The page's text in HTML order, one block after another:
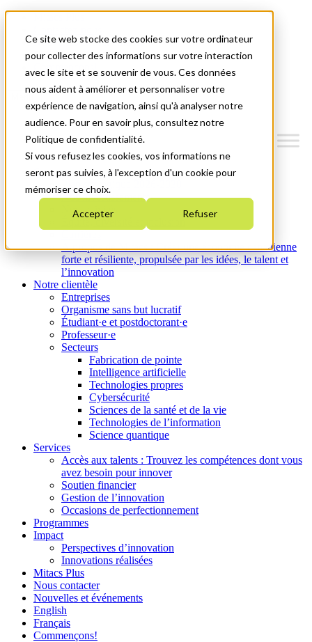
Ce site web stocke des cookies sur votre ordinateur
pour collecter des informations sur votre interaction
avec le site et se souvenir de vous. Ces données
nous aident à améliorer et personnaliser votre
expérience de navigation, ainsi qu'à analyser notre
audience. Pour en savoir plus, consultez notre
Politique de confidentialité.
Si vous refusez les cookies, vos informations ne
seront pas suivies, à l'exception d'un cookie pour
mémoriser ce choix.
Accepter Refuser
Nouvelles et événements
English
Commençons!
Qui nous sommes
Plan stratégique 2026-2030
Nos investissements
Nos activités
Équité, diversité et inclusion
À propos de Mitacs : Créer une économie canadienne
forte et résiliente, propulsée par les idées, le talent et
l’innovation
Notre clientèle
Entreprises
Organisme sans but lucratif
Étudiant·e et postdoctorant·e
Professeur·e
Secteurs
Fabrication de pointe
Intelligence artificielle
Technologies propres
Cybersécurité
Sciences de la santé et de la vie
Technologies de l’information
Science quantique
Services
Accès aux talents : Trouvez les compétences dont vous
avez besoin pour innover
Soutien financier
Gestion de l’innovation
Occasions de perfectionnement
Programmes
Impact
Perspectives d’innovation
Innovations réalisées
Mitacs Plus
Nous contacter
Nouvelles et événements
English
Français
Commençons!